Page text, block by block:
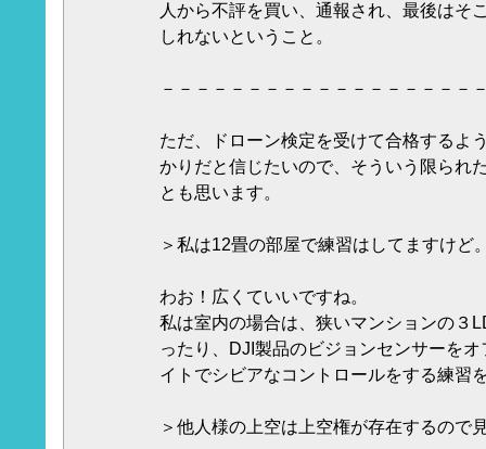
人から不評を買い、通報され、最後はそ
しれないということ。
－－－－－－－－－－－－－－－－－－
ただ、ドローン検定を受けて合格するよ
かりだと信じたいので、そういう限られ
とも思います。
＞私は12畳の部屋で練習はしてますけど
わお！広くていいですね。
私は室内の場合は、狭いマンションの３
ったり、DJI製品のビジョンセンサーを
イトでシビアなコントロールをする練習
＞他人様の上空は上空権が存在するので